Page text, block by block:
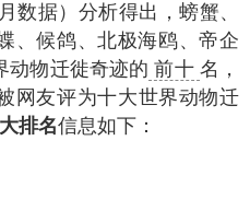
数据）分析得出，螃蟹、
、候鸽、北极海鸥、帝企
动物迁徙奇迹的 前十 名，
网友评为十大世界动物迁
排名信息如下：